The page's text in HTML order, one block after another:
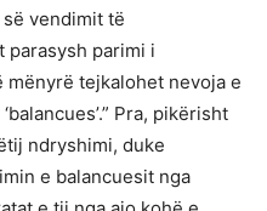
vendimit të
parasysh parimi i
tejkalohet nevoja e
Pra, pikërisht
ndryshimi, duke
e balancuesit nga